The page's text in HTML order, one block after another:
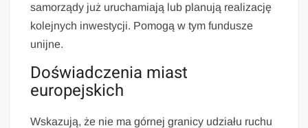
samorządy już uruchamiają lub planują realizację
kolejnych inwestycji. Pomogą w tym fundusze
unijne.
Doświadczenia miast
europejskich
Wskazują, że nie ma górnej granicy udziału ruchu